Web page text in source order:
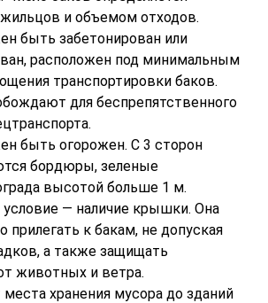
и объемом отходов.
быть забетонирован или
расположен под минимальным
транспортировки баков.
для беспрепятственного
быть огорожен. С 3 сторон
бордюры, зеленые
высотой больше 1 м.
условие — наличие крышки. Она
прилегать к бакам, не допуская
а также защищать
животных и ветра.
хранения мусора до зданий